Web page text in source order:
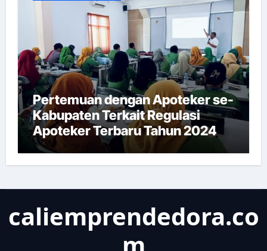
Pertemuan dengan Apoteker se-
Kabupaten Terkait Regulasi
Apoteker Terbaru Tahun 2024
caliemprendedora.co